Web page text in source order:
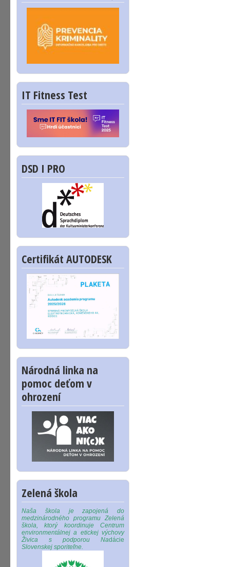
IT Fitness Test
DSD I PRO
Certifikát AUTODESK
Národná linka na
pomoc deťom v
ohrození
Zelená škola
Naša škola je zapojená do
medzinárodného programu Zelená
škola, ktorý koordinuje Centrum
environmentálnej a etickej výchovy
Živica s podporou Nadácie
Slovenskej sporiteľne.